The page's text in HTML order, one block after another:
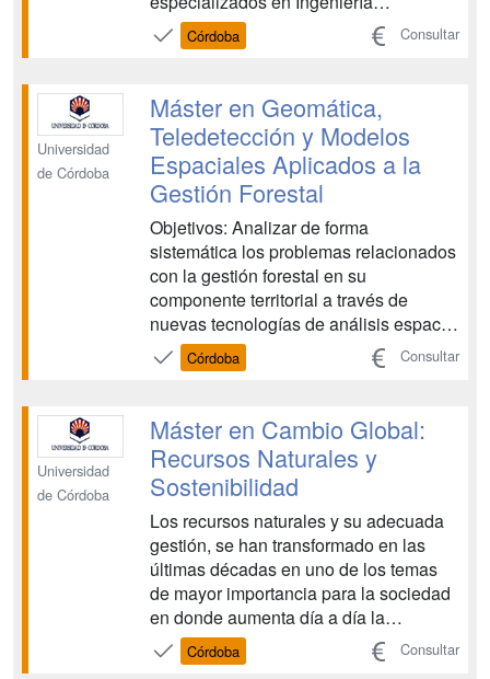
Agroalimentaria. Los contenidos del
Programa permitirán la formación de
de la cadena agroalimentaria, desde
aspectos relacionados con la cali...
Córdoba Consultar
Universidad
de Córdoba
Máster en Geomática,
Teledetección y Modelos
Espaciales Aplicados a la
Gestión Forestal
Objetivos: Analizar de forma
sistemática los problemas relacionados
con la gestión forestal en su
componente territorial a través de
nuevas tecnologías de análisis espacial
(NTAE). Formar profesionales en el
campo de los Sistemas de Información
modelos espaciales que sepan aplicar
las NTAE para dar respuesta a los
problemas...
Córdoba Consultar
Universidad
de Córdoba
Máster en Cambio Global:
Recursos Naturales y
Sostenibilidad
Los recursos naturales y su adecuada
gestión, se han transformado en las
últimas décadas en uno de los temas
de mayor importancia para la sociedad
en donde aumenta día a día la
conciencia ciudadana. Desde los años
noventa del siglo pasado se
Córdoba Consultar